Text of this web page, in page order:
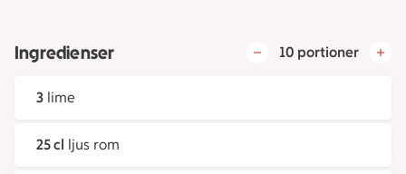
Ingredienser 10 portioner
3 lime
25 cl ljus rom